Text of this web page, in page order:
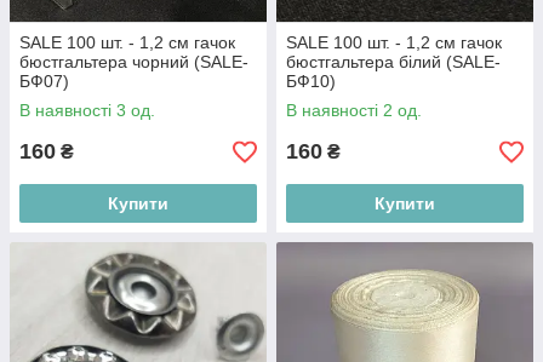
SALE 100 шт. - 1,2 см гачок
бюстгальтера чорний (SALE-
БФ07)
В наявності 3 од.
160 ₴
Купити
SALE 100 шт. - 1,2 см гачок
бюстгальтера білий (SALE-
БФ10)
В наявності 2 од.
160 ₴
Купити